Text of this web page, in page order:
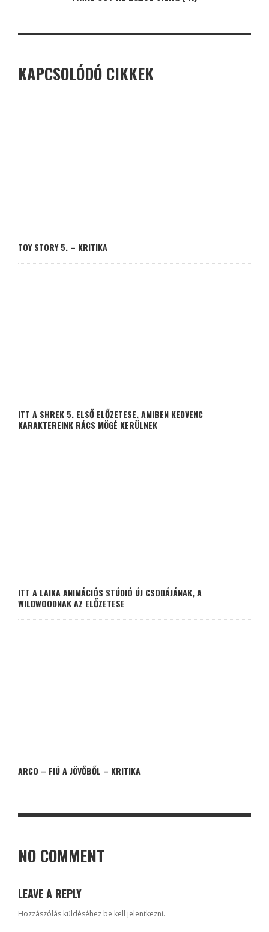
KAPCSOLÓDÓ CIKKEK
TOY STORY 5. – KRITIKA
ITT A SHREK 5. ELSŐ ELŐZETESE, AMIBEN KEDVENC
KARAKTEREINK RÁCS MÖGÉ KERÜLNEK
ITT A LAIKA ANIMÁCIÓS STÚDIÓ ÚJ CSODÁJÁNAK, A
WILDWOODNAK AZ ELŐZETESE
ARCO – FIÚ A JÖVŐBŐL – KRITIKA
NO COMMENT
LEAVE A REPLY
Hozzászólás küldéséhez be kell jelentkezni.